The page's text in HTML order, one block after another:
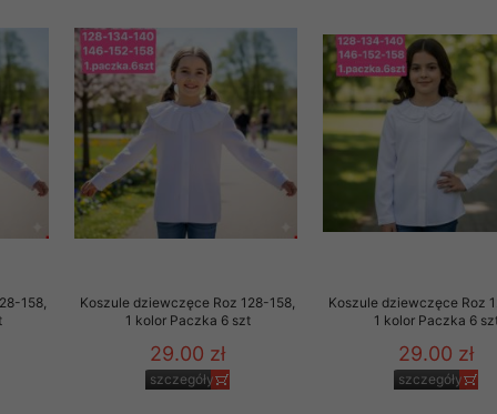
158,
Koszule dziewczęce Roz 128-158,
1 kolor Paczka 6 szt
29.00 zł
szczegóły
Koszule dziewczęce Roz
1 kolor Paczka 6
29.00 zł
szczegóły
osobowych.
udzielonego przez
sierpnia 1997 r. o
przechowujemy na
jedynie uprawnieni
swoich danych w celu
osobom trzecim,